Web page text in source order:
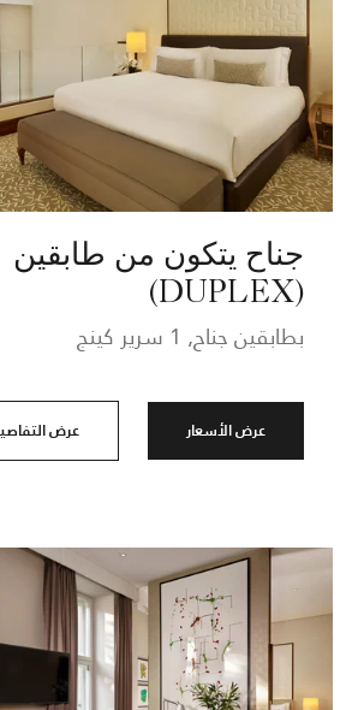
جناح يتكون من طابقين
بطابقين جناح, 1 سرير كينج
عرض الأسعار عرض التفاصيل